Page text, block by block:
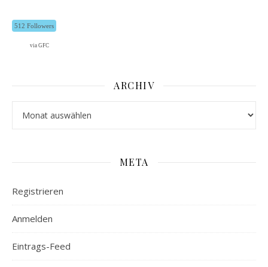
512 Followers
via GFC
ARCHIV
META
Registrieren
Anmelden
Eintrags-Feed